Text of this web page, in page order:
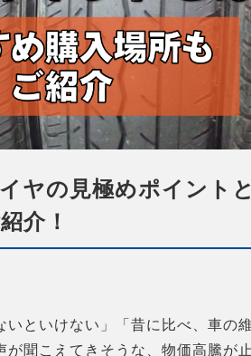
ヤの見極めポイント
介！
いといけない」「昔に比べ、車の
聞こえてきそうな、物価高騰が